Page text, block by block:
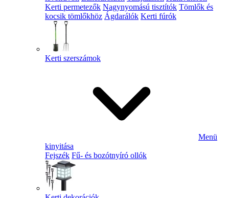
Kerti permetezők Nagynyomású tisztítók Tömlők és
kocsik tömlőkhöz Ágdarálók Kerti fúrók
Kerti szerszámok
Menü
kinyitása
Fejszék Fű- és bozótnyíró ollók